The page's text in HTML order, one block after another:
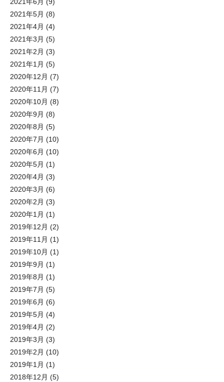
2021年5月 (8)
2021年4月 (4)
2021年3月 (5)
2021年2月 (3)
2021年1月 (5)
2020年12月 (7)
2020年11月 (7)
2020年10月 (8)
2020年9月 (8)
2020年8月 (5)
2020年7月 (10)
2020年6月 (10)
2020年5月 (1)
2020年4月 (3)
2020年3月 (6)
2020年2月 (3)
2020年1月 (1)
2019年12月 (2)
2019年11月 (1)
2019年10月 (1)
2019年9月 (1)
2019年8月 (1)
2019年7月 (5)
2019年6月 (6)
2019年5月 (4)
2019年4月 (2)
2019年3月 (3)
2019年2月 (10)
2019年1月 (1)
2018年12月 (5)